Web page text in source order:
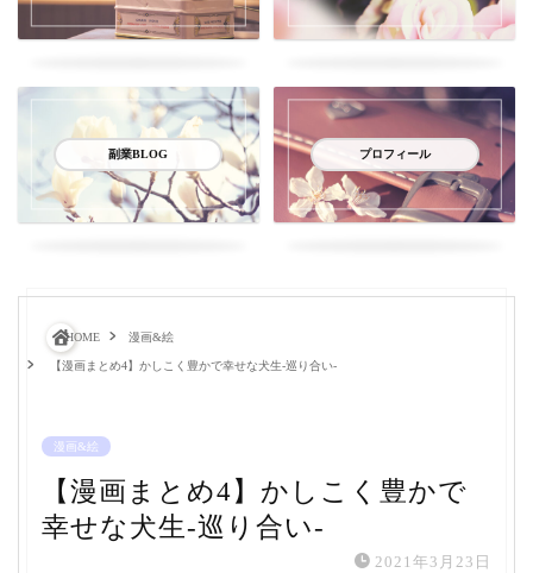
副業BLOG プロフィール
HOME 漫画&絵
【漫画まとめ4】かしこく豊かで幸せな犬生-巡り合い-
漫画&絵
【漫画まとめ4】かしこく豊かで
幸せな犬生-巡り合い-
2021年3月23日